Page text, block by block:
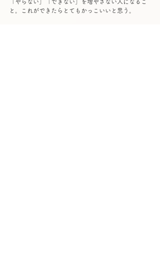
「やらない」「できない」を増やさない人になるこ
と。これができたらとてもかっこいいと思う。